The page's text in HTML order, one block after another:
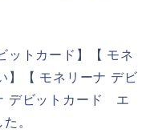
ットカード】【 モネ
】【 モネリーナ デビ
デビットカード エ
。